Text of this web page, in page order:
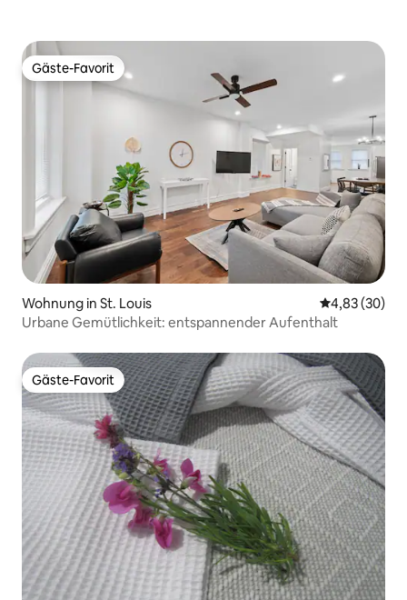
Gäste-Favorit
Gäste-Favorit
Wohnung in St. Louis
4,83 (30)
Urbane Gemütlichkeit: entspannender Aufenthalt
Gäste-Favorit
Gäste-Favorit